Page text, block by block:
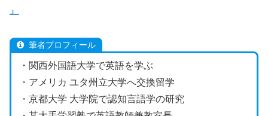
』
筆者プロフィール
・関西外国語大学で英語を学ぶ
・アメリカ ユタ州立大学へ交換留学
・京都大学 大学院で認知言語学の研究